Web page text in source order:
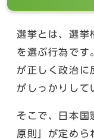
選挙とは、選挙
を選ぶ行為です
が正しく政治に
がしっかりして
そこで、日本国
原則」が定めら